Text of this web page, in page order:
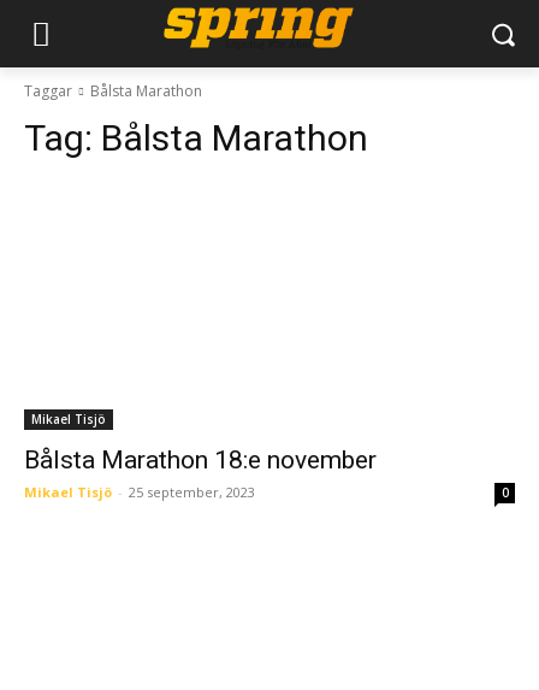
Taggar Bålsta Marathon
Tag: Bålsta Marathon
Mikael Tisjö
Bålsta Marathon 18:e november
Mikael Tisjö - 25 september, 2023 0